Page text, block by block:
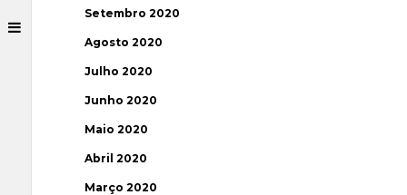
Setembro 2020
Agosto 2020
Julho 2020
Junho 2020
Maio 2020
Abril 2020
Março 2020